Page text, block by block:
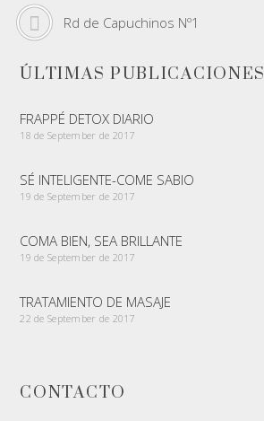
Rd de Capuchinos Nº1
ÚLTIMAS PUBLICACIONES
FRAPPÉ DETOX DIARIO
18 de September de 2017
SÉ INTELIGENTE-COME SABIO
19 de September de 2017
COMA BIEN, SEA BRILLANTE
19 de September de 2017
TRATAMIENTO DE MASAJE
22 de September de 2017
CONTACTO